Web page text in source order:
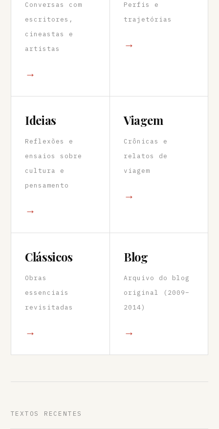
Conversas com
escritores,
cineastas e
artistas
→
Perfis e
trajetórias
→
Ideias
Reflexões e
ensaios sobre
cultura e
pensamento
→
Viagem
Crônicas e
relatos de
viagem
→
Clássicos
Obras
essenciais
revisitadas
→
Blog
Arquivo do blog
original (2009–
2014)
→
TEXTOS RECENTES